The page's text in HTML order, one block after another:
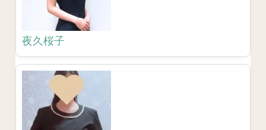
夜久桜子